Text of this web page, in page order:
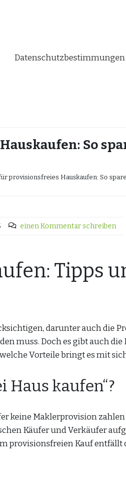
So
provisionsfreies Hauskaufen: So
einen Kommentar schreiben
Tipps
darunter auch die
muss. Doch es gibt auch die
Vorteile bringt es mit
Haus kaufen“?
keine Maklerprovision zahlen
Käufer und Verkäufer
provisionsfreien Kauf entfällt